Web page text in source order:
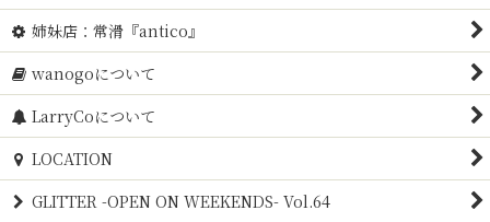
姉妹店：常滑『antico』
wanogoについて
LarryCoについて
LOCATION
GLITTER -OPEN ON WEEKENDS- Vol.64